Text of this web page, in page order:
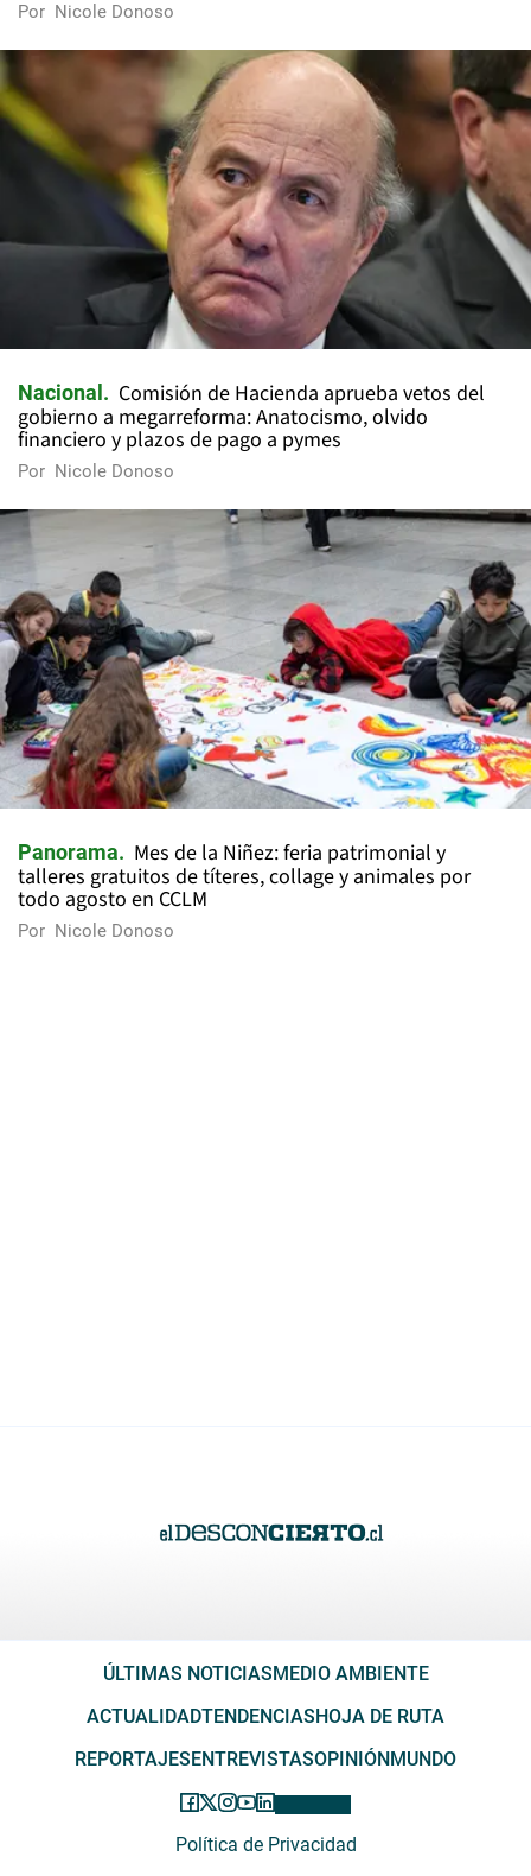
Por Nicole Donoso
Nacional
Comisión de Hacienda aprueba vetos del
gobierno a megarreforma: Anatocismo, olvido
financiero y plazos de pago a pymes
Por Nicole Donoso
Panorama
Mes de la Niñez: feria patrimonial y
talleres gratuitos de títeres, collage y animales por
todo agosto en CCLM
Por Nicole Donoso
ÚLTIMAS NOTICIAS MEDIO AMBIENTE
ACTUALIDADTENDENCIAS HOJA DE RUTA
REPORTAJES ENTREVISTASOPINIÓN MUNDO
Política de Privacidad